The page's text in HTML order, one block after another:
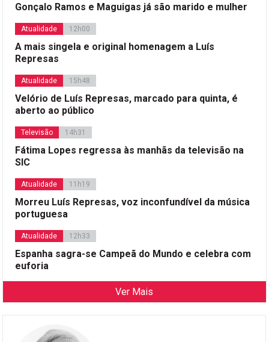
Gonçalo Ramos e Maguigas já são marido e mulher
Atualidade 12h00
A mais singela e original homenagem a Luís
Represas
Atualidade 15h48
Velório de Luís Represas, marcado para quinta, é
aberto ao público
Televisão 14h31
Fátima Lopes regressa às manhãs da televisão na
SIC
Atualidade 11h19
Morreu Luís Represas, voz inconfundível da música
portuguesa
Atualidade 12h33
Espanha sagra-se Campeã do Mundo e celebra com
euforia
Ver Mais